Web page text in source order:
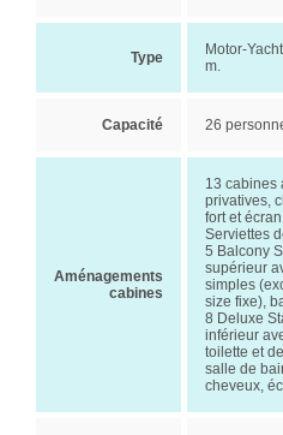
Type
Motor-
m.
Capacité 26
Aménagements
cabines
13 cabines
privatives,
fort et
Serviettes
5 Balcony
supérieur
simples
size fixe),
8 Deluxe
inférieur
toilette et
salle de
cheveux,